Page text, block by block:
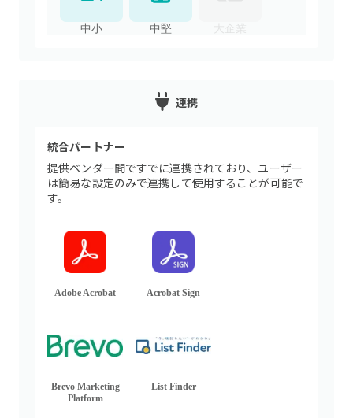
中小 中堅 大企業
連携
統合パートナー
提供ベンダー間ですでに連携されており、ユーザー
は簡易な設定のみで連携して使用することが可能で
す。
Adobe Acrobat Acrobat Sign
Brevo Marketing
Platform
List Finder